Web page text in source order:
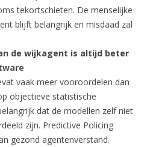
tekortschieten. De menselijke
blijft belangrijk en misdaad zal
de wijkagent is altijd beter
vaak meer vooroordelen dan
objectieve statistische
dat de modellen zelf niet
zijn. Predictive Policing
gezond agentenverstand.